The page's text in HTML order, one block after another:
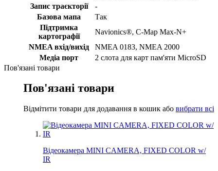
Запис траєкторії
-
Базова мапа
Так
Підтримка
картографії
Navionics®, C-Map Max-N+
NMEA вхід/вихід
NMEA 0183, NMEA 2000
Медіа порт
2 слота для карт пам'яти MicroSD
Пов'язані товари
Пов'язані товари
Відмітити товари для додавання в кошик або вибрати всі
Відеокамера MINI CAMERA, FIXED COLOR w/
IR